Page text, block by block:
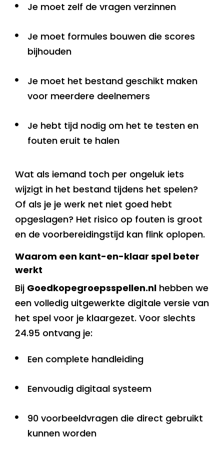
Je moet zelf de vragen verzinnen
Je moet formules bouwen die scores
bijhouden
Je moet het bestand geschikt maken
voor meerdere deelnemers
Je hebt tijd nodig om het te testen en
fouten eruit te halen
Wat als iemand toch per ongeluk iets
wijzigt in het bestand tijdens het spelen?
Of als je je werk net niet goed hebt
opgeslagen? Het risico op fouten is groot
en de voorbereidingstijd kan flink oplopen.
Waarom een kant-en-klaar spel beter
werkt
Bij Goedkopegroepsspellen.nl hebben we
een volledig uitgewerkte digitale versie van
het spel voor je klaargezet. Voor slechts
24.95 ontvang je:
Een complete handleiding
Eenvoudig digitaal systeem
90 voorbeeldvragen die direct gebruikt
kunnen worden